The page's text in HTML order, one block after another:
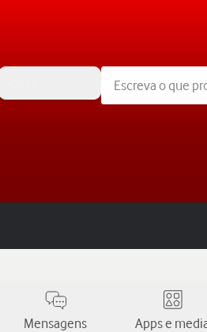
Mensagens Apps e